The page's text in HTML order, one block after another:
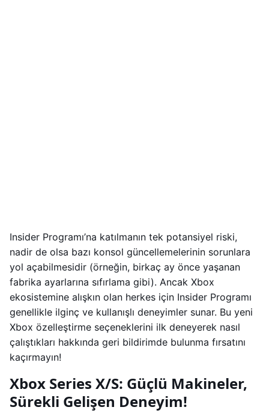
Insider Programı’na katılmanın tek potansiyel riski,
nadir de olsa bazı konsol güncellemelerinin sorunlara
yol açabilmesidir (örneğin, birkaç ay önce yaşanan
fabrika ayarlarına sıfırlama gibi). Ancak Xbox
ekosistemine alışkın olan herkes için Insider Programı
genellikle ilginç ve kullanışlı deneyimler sunar. Bu yeni
Xbox özelleştirme seçeneklerini ilk deneyerek nasıl
çalıştıkları hakkında geri bildirimde bulunma fırsatını
kaçırmayın!
Xbox Series X/S: Güçlü Makineler,
Sürekli Gelişen Deneyim!